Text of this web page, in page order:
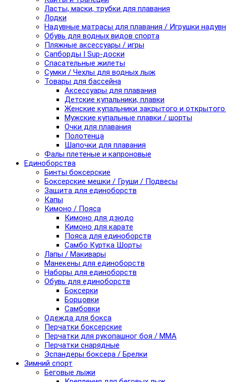
Ласты, маски, трубки для плавания
Лодки
Надувные матрасы для плавания / Игрушки
Обувь для водных видов спорта
Пляжные аксессуары / игры
Сапборды I Sup-доски
Спасательные жилеты
Сумки / Чехлы для водных лыж
Товары для бассейна
Аксессуары для плавания
Детские купальники, плавки
Женские купальники закрытого и
Мужские купальные плавки / шорты
Очки для плавания
Полотенца
Шапочки для плавания
Фалы плетеные и капроновые
Единоборства
Бинты боксерские
Боксерские мешки / Груши / Подвесы
Защита для единоборств
Капы
Кимоно / Пояса
Кимоно для дзюдо
Кимоно для карате
Пояса для единоборств
Самбо Куртка Шорты
Лапы / Макивары
Манекены для единоборств
Наборы для единоборств
Обувь для единоборств
Боксерки
Борцовки
Самбовки
Одежда для бокса
Перчатки боксерские
Перчатки для рукопашног боя / ММА
Перчатки снарядные
Эспандеры боксера / Брелки
Зимний спорт
Беговые лыжи